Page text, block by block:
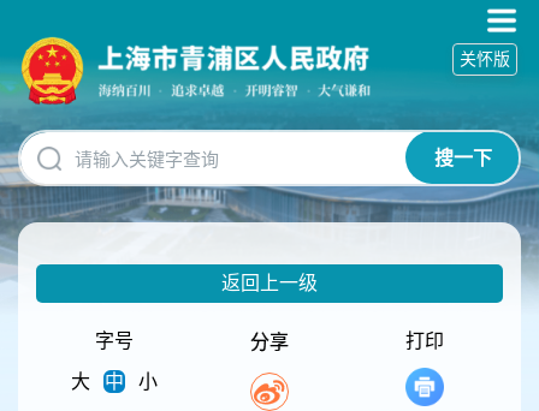
碍
操
明
跳
转
到
网
搜一下
关怀版
返回上一级
字号
大
中 小
分享 打印